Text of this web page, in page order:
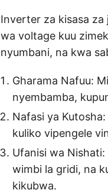
Inverter za kisasa za
wa voltage kuu
nyumbani, na kwa
Gharama Nafuu:
nyembamba,
Nafasi ya
kuliko vipengele
Ufanisi wa
wimbi la gridi, na
kikubwa.